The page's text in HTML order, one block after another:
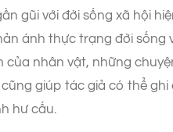
gũi với đời sống xã hội
ánh thực trạng đời
của nhân vật, những
giúp tác giả có thể
hư cấu.